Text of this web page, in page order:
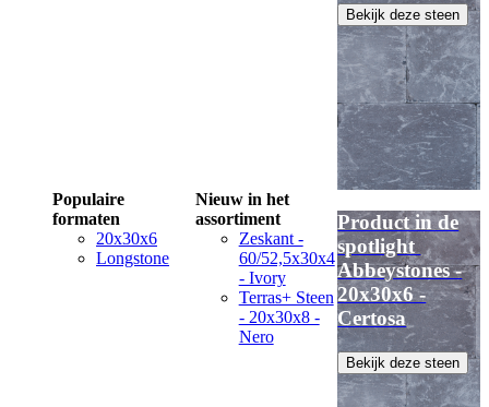
Bekijk deze steen
Populaire
formaten
20x30x6
Longstone
Nieuw in het
assortiment
Zeskant -
60/52,5x30x4
- Ivory
Terras+ Steen
- 20x30x8 -
Nero
Product in de
spotlight
Abbeystones -
20x30x6 -
Certosa
Bekijk deze steen